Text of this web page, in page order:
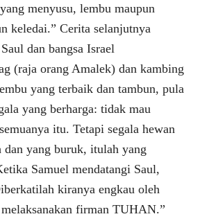
menyusu, lembu maupun
keledai.” Cerita selanjutnya
dan bangsa Israel
(raja orang Amalek) dan kambing
yang terbaik dan tambun, pula
yang berharga: tidak mau
itu. Tetapi segala hewan
dan yang buruk, itulah yang
Samuel mendatangi Saul,
kiranya engkau oleh
firman TUHAN.”